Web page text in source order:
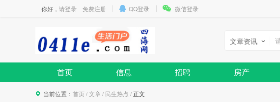
你好， 请登录 免费注册 QQ登录 微信登录
文章资讯
首页 信息 招聘 房产
当前位置： 首页/文章/ 民生热点 /正文